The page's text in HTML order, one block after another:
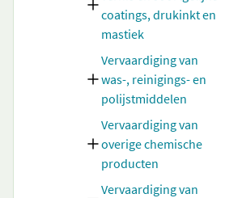
coatings, drukinkt en
mastiek
Vervaardiging van
was-, reinigings- en
polijstmiddelen
Vervaardiging van
overige chemische
producten
Vervaardiging van